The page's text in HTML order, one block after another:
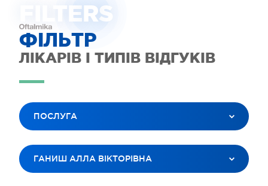
FILTERS
ФІЛЬТР
ЛІКАРІВ І ТИПІВ ВІДГУКІВ
ПОСЛУГА
ВСІ ПОСЛУГИ
ЛАЗЕРНА КОРЕКЦІЯ ЗОРУ
ГАНИШ АЛЛА ВІКТОРІВНА